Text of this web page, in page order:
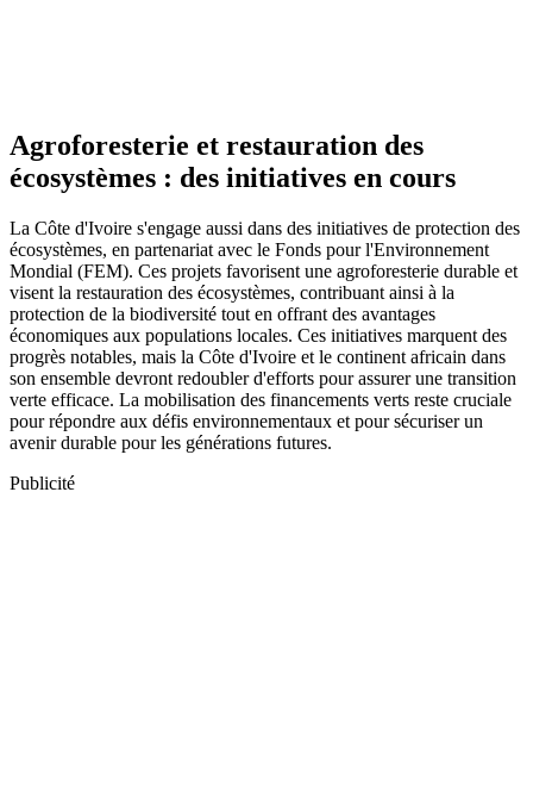
Agroforesterie et restauration des
écosystèmes : des initiatives en cours
La Côte d'Ivoire s'engage aussi dans des initiatives de protection des
écosystèmes, en partenariat avec le Fonds pour l'Environnement
Mondial (FEM). Ces projets favorisent une agroforesterie durable et
visent la restauration des écosystèmes, contribuant ainsi à la
protection de la biodiversité tout en offrant des avantages
économiques aux populations locales. Ces initiatives marquent des
progrès notables, mais la Côte d'Ivoire et le continent africain dans
son ensemble devront redoubler d'efforts pour assurer une transition
verte efficace. La mobilisation des financements verts reste cruciale
pour répondre aux défis environnementaux et pour sécuriser un
avenir durable pour les générations futures.
Publicité